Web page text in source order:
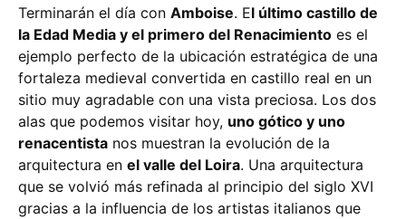
Terminarán el día con Amboise. El último castillo de
la Edad Media y el primero del Renacimiento es el
ejemplo perfecto de la ubicación estratégica de una
fortaleza medieval convertida en castillo real en un
sitio muy agradable con una vista preciosa. Los dos
alas que podemos visitar hoy, uno gótico y uno
renacentista nos muestran la evolución de la
arquitectura en el valle del Loira. Una arquitectura
que se volvió más refinada al principio del siglo XVI
gracias a la influencia de los artistas italianos que